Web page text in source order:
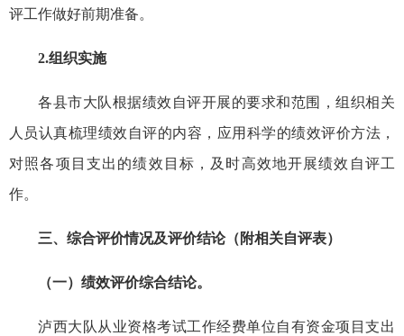
评工作做好前期准备。
2.组织实施
各县市大队根据绩效自评开展的要求和范围，组织相关
人员认真梳理绩效自评的内容，应用科学的绩效评价方法，
对照各项目支出的绩效目标，及时高效地开展绩效自评工
作。
三、综合评价情况及评价结论（附相关自评表）
（一）绩效评价综合结论。
泸西大队从业资格考试工作经费单位自有资金项目支出